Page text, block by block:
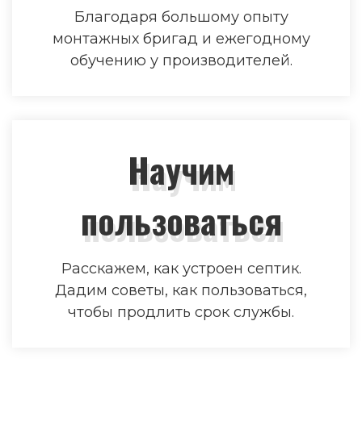
Благодаря большому опыту
монтажных бригад и ежегодному
обучению у производителей.
Научим
пользоваться
Расскажем, как устроен септик.
Дадим советы, как пользоваться,
чтобы продлить срок службы.